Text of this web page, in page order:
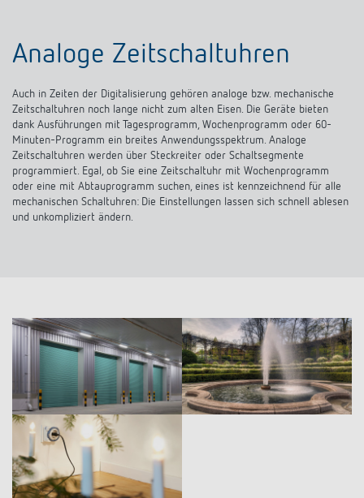
Analoge Zeitschaltuhren
Auch in Zeiten der Digitalisierung gehören analoge bzw. mechanische
Zeitschaltuhren noch lange nicht zum alten Eisen. Die Geräte bieten
dank Ausführungen mit Tagesprogramm, Wochenprogramm oder 60-
Minuten-Programm ein breites Anwendungsspektrum. Analoge
Zeitschaltuhren werden über Steckreiter oder Schaltsegmente
programmiert. Egal, ob Sie eine Zeitschaltuhr mit Wochenprogramm
oder eine mit Abtauprogramm suchen, eines ist kennzeichnend für alle
mechanischen Schaltuhren: Die Einstellungen lassen sich schnell ablesen
und unkompliziert ändern.